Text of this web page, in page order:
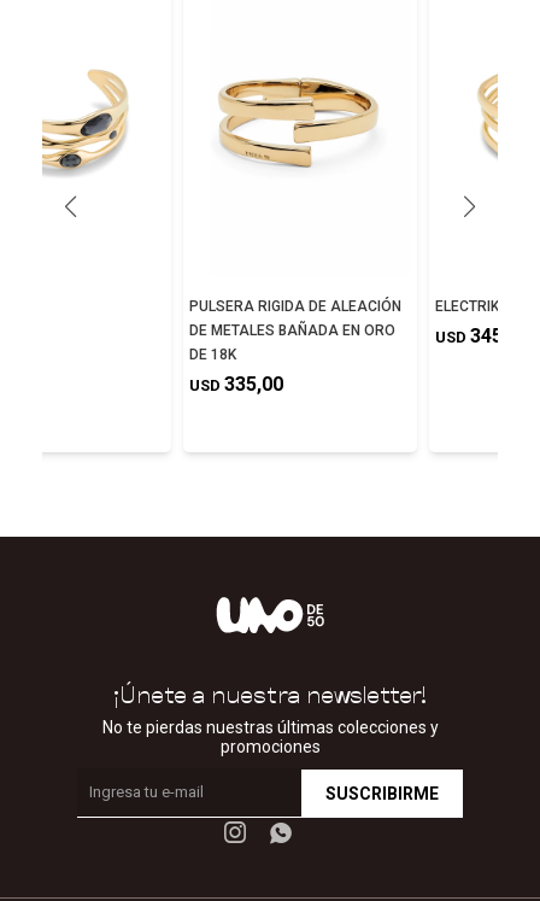
PULSERA RIGIDA DE ALEACIÓN
DE METALES BAÑADA EN ORO
DE 18K
USD 335,00
ELECTRIK
USD 345,00
¡Únete a nuestra newsletter!
No te pierdas nuestras últimas colecciones y
promociones
SUSCRIBIRME
 